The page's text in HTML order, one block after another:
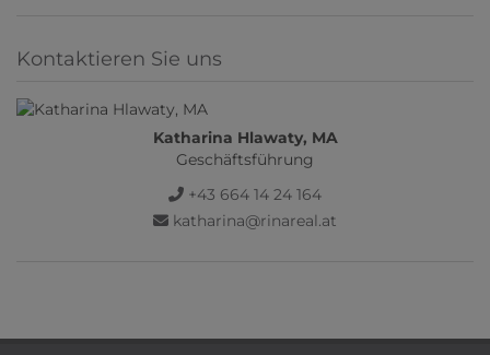
Kontaktieren Sie uns
Katharina Hlawaty, MA
Geschäftsführung
+43 664 14 24 164
katharina@rinareal.at